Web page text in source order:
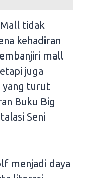
tidak
kehadiran
mall
juga
yang turut
Buku Big
Seni
menjadi daya